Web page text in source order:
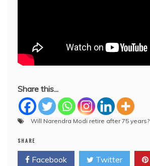
Share this...
Will Narendra Modi retire after 75 years?
SHARE
Facebook Twitter